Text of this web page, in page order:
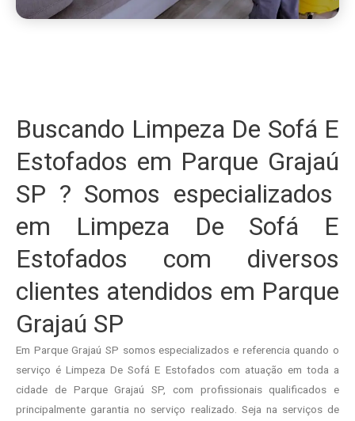
Buscando Limpeza De Sofá E
Estofados em Parque Grajaú
SP ? Somos especializados
em Limpeza De Sofá E
Estofados com diversos
clientes atendidos em Parque
Grajaú SP
Em Parque Grajaú SP somos especializados e referencia quando o
serviço é Limpeza De Sofá E Estofados com atuação em toda a
cidade de Parque Grajaú SP, com profissionais qualificados e
principalmente garantia no serviço realizado. Seja na serviços de